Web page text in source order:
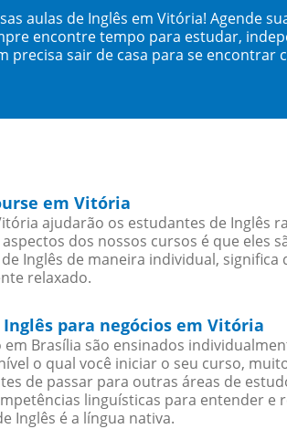
aulas de Inglês em Vitória! Agende
encontre tempo para estudar,
precisa sair de casa para se encontrar
em Vitória
ajudarão os estudantes de Inglês
dos nossos cursos é que eles
Inglês de maneira individual,
relaxado.
para negócios em Vitória
em Brasília são ensinados
o qual você iniciar o seu curso,
de passar para outras áreas de
linguísticas para entender
Inglês é a língua nativa.